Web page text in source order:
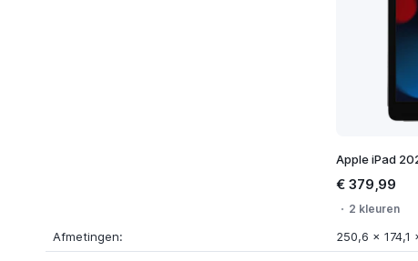
Apple iPad
€ 379,99
2 kleuren
Afmetingen:
250,6 x 174,1